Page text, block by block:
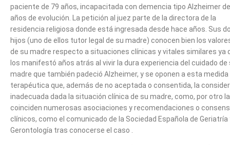
paciente de 79 años, incapacitada con demencia tipo Alzheimer
años de evolución. La petición al juez parte de la directora de la
residencia religiosa donde está ingresada desde hace años. Sus
hijos (uno de ellos tutor legal de su madre) conocen bien los
de su madre respecto a situaciones clínicas y vitales similares ya
los manifestó años atrás al vivir la dura experiencia del cuidado de
madre que también padeció Alzheimer, y se oponen a esta medida
terapéutica que, además de no aceptada o consentida, la
inadecuada dada la situación clínica de su madre, como, por otro
coinciden numerosas asociaciones y recomendaciones o
clínicos, como el comunicado de la Sociedad Española de Geriatría
Gerontología tras conocerse el caso .